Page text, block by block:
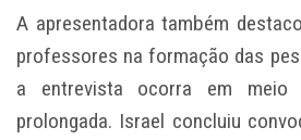
A apresentadora também
professores na formação das
a entrevista ocorra em meio
prolongada. Israel concluiu